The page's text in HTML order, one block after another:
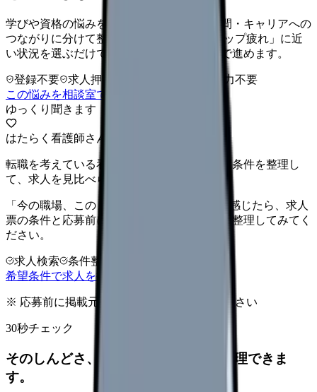
学びや資格の悩みを、目的・負担・費用時間・キャリアへの
つながりに分けて整理します。 「スキルアップ疲れ」に近
い状況を選ぶだけで、次に確認することまで進めます。
登録不要 求人押し売りなし
病院名は入力不要
この悩みを相談室で整理する
ゆっくり聞きます
はたらく看護師さん 求人
転職を考えている看護師さんへ。まずは希望条件を整理し
て、求人を見比べられます。
「今の職場、このままでいいのかな...」そう感じたら、求人
票の条件と応募前に確認したい不安を分けて整理してみてく
ださい。
求人検索 条件整理
希望条件で求人を探す
※ 応募前に掲載元の最新情報を確認してください
30秒チェック
そのしんどさ、転職すべきサインか整理できま
す。